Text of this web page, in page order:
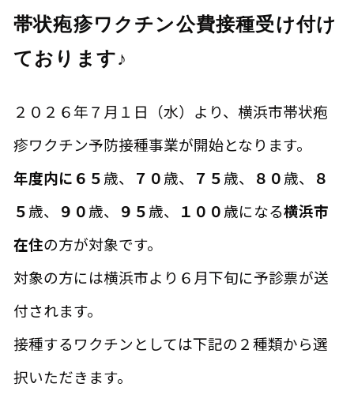
帯状疱疹ワクチン公費接種受け付け
ております♪
２０２６年７月１日（水）より、横浜市帯状疱
疹ワクチン予防接種事業が開始となります。
年度内に６５歳、 ７０歳、 ７５歳、 ８ ０歳、
８
５歳、 ９０歳、 ９５歳、 １００歳になる横浜市
在住の方が対象です。
対象の方には横浜市より６月下旬に予診票が送
付されます。
接種するワクチンとしては下記の２種類から選
択いただきます。